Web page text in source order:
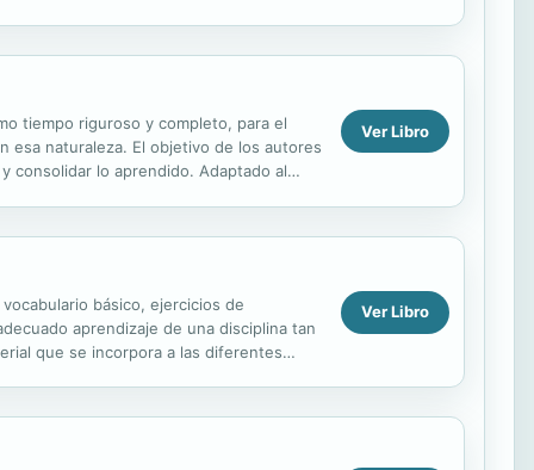
tiempo riguroso y completo, para el
esa naturaleza. El objetivo de los autores
consolidar lo aprendido. Adaptado al
Ver Libro
básico, ejercicios de
aprendizaje de una disciplina tan
que se incorpora a las diferentes
Ver Libro